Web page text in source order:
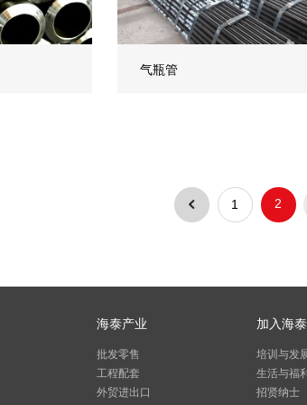
气瓶管
1 2
海泰产业
批发零售
工程配套
外贸进出口
加入海泰
培训与发
生活与福
招贤纳士